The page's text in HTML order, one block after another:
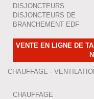
DISJONCTEURS
DISJONCTEURS DE
BRANCHEMENT EDF
VENTE EN LIGNE DE
CHAUFFAGE -
CHAUFFAGE